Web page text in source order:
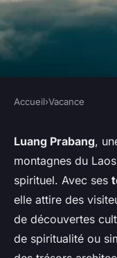
Comment
des
Luang
Ayden•30 juin 2024•
Accueil›Vacance
Luang Prabang,
montagnes du
spirituel. Avec ses
elle attire des
de découvertes
de spiritualité ou